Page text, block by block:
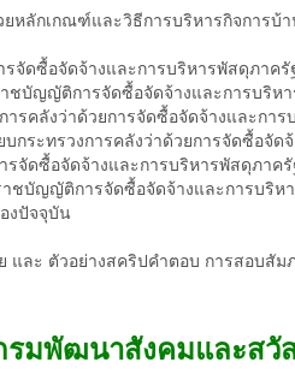
หลักเกณฑ์และวิธีการบริหารกิจการบ้
ดซื้อจัดจ้างและการบริหารพัสดุภาครั
บัญญัติการจัดซื้อจัดจ้างและการบริห
รคลังว่าด้วยการจัดซื้อจัดจ้างและกา
ระทรวงการคลังว่าด้วยการจัดซื้อจัด
จัดซื้อจัดจ้างและการบริหารพัสดุภาครั
ชบัญญัติการจัดซื้อจัดจ้างและการบริห
งปัจจุบัน
และ ตัวอย่างสคริปคำตอบ การสอบสั
รมพัฒนาสังคมและสวั